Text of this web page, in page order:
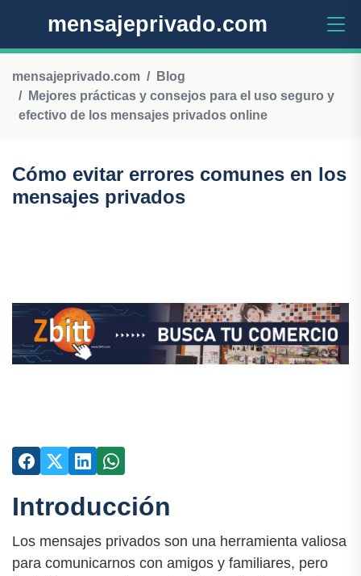
mensajeprivado.com
mensajeprivado.com
Blog
Mejores prácticas y consejos para el uso seguro y
efectivo de los mensajes privados online
Cómo evitar errores comunes en los
mensajes privados
Introducción
Los mensajes privados son una herramienta valiosa
para comunicarnos con amigos y familiares, pero